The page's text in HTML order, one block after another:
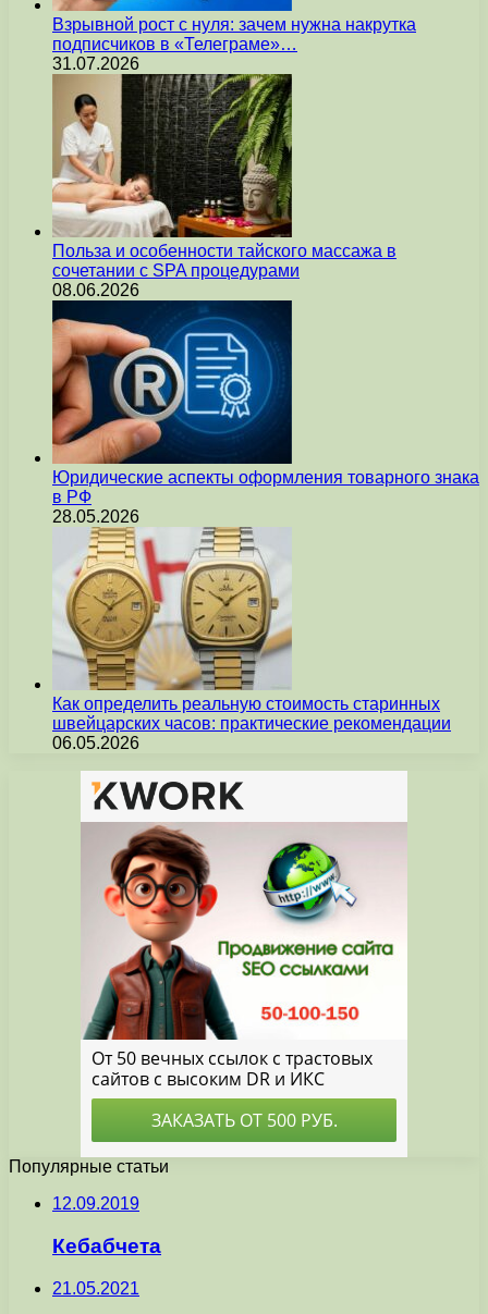
Взрывной рост с нуля: зачем нужна накрутка
подписчиков в «Телеграме»…
31.07.2026
Польза и особенности тайского массажа в
сочетании с SPA процедурами
08.06.2026
Юридические аспекты оформления товарного знака
в РФ
28.05.2026
Как определить реальную стоимость старинных
швейцарских часов: практические рекомендации
06.05.2026
Популярные статьи
12.09.2019
Кебабчета
21.05.2021